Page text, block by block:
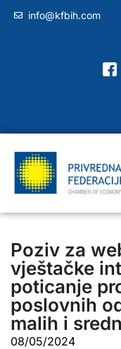
info@kfbih.com
Poziv za
vještačke
poticanje
poslovnih
malih i
08/05/2024